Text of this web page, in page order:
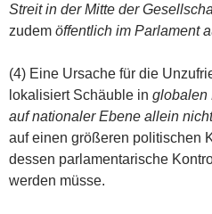
Streit in der Mitte der
zudem öffentlich im Parlament
(4) Eine Ursache für die
lokalisiert Schäuble in globalen
auf nationaler Ebene allein
auf einen größeren politischen
dessen parlamentarische
werden müsse.